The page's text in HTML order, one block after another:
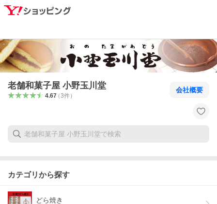
老舗和菓子屋 小野玉川堂
4.67（3件）
会社概要
カテゴリから探す
どら焼き